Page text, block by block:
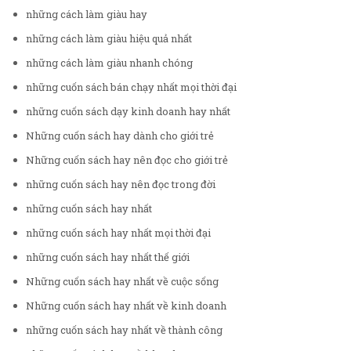
những cách làm giàu hay
những cách làm giàu hiệu quả nhất
những cách làm giàu nhanh chóng
những cuốn sách bán chạy nhất mọi thời đại
những cuốn sách dạy kinh doanh hay nhất
Những cuốn sách hay dành cho giới trẻ
Những cuốn sách hay nên đọc cho giới trẻ
những cuốn sách hay nên đọc trong đời
những cuốn sách hay nhất
những cuốn sách hay nhất mọi thời đại
những cuốn sách hay nhất thế giới
Những cuốn sách hay nhất về cuộc sống
Những cuốn sách hay nhất về kinh doanh
những cuốn sách hay nhất về thành công